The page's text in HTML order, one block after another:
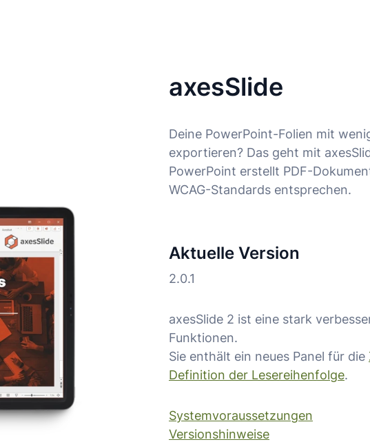
axesSlide
Deine PowerPoint-Folien mit
exportieren? Das geht mit
PowerPoint erstellt PDF-
WCAG-Standards entsprechen.
Aktuelle Version
2.0.1
axesSlide 2 ist eine stark
Funktionen.
Sie enthält ein neues Panel für die
Definition der Lesereihenfolge.
Systemvoraussetzungen
Versionshinweise